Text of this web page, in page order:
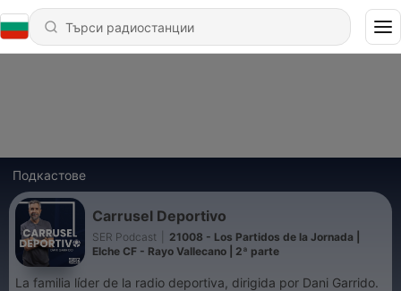
Подкастове
Carrusel Deportivo
SER Podcast
21008 - Los Partidos de la Jornada |
Elche CF - Rayo Vallecano | 2ª parte
La familia líder de la radio deportiva, dirigida por Dani Garrido.